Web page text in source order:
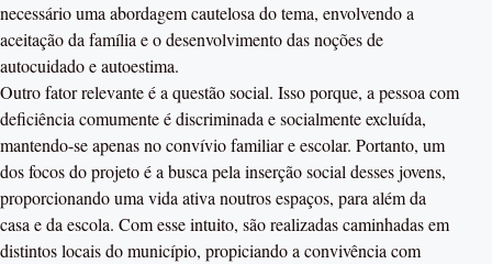
necessário uma abordagem cautelosa do tema, envolvendo a
aceitação da família e o desenvolvimento das noções de
autocuidado e autoestima.
Outro fator relevante é a questão social. Isso porque, a pessoa com
deficiência comumente é discriminada e socialmente excluída,
mantendo-se apenas no convívio familiar e escolar. Portanto, um
dos focos do projeto é a busca pela inserção social desses jovens,
proporcionando uma vida ativa noutros espaços, para além da
casa e da escola. Com esse intuito, são realizadas caminhadas em
distintos locais do município, propiciando a convivência com